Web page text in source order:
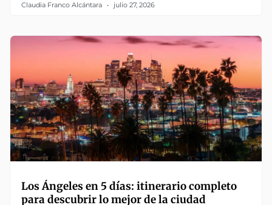
Claudia Franco Alcántara julio 27, 2026
Los Ángeles en 5 días: itinerario completo
para descubrir lo mejor de la ciudad